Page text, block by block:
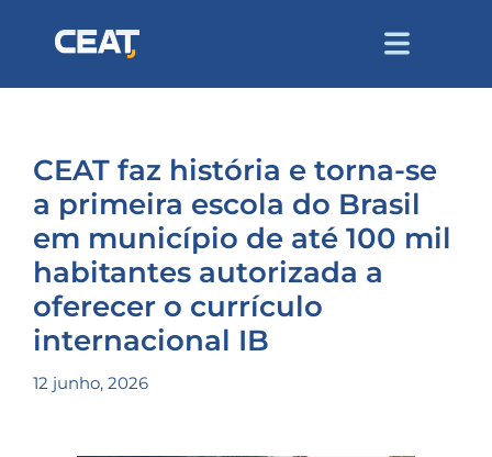
CEAT faz história e torna-se
a primeira escola do Brasil
em município de até 100 mil
habitantes autorizada a
oferecer o currículo
internacional IB
12 junho, 2026